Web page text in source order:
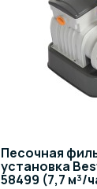
Песочная
установка
58499 (7,7 м³/